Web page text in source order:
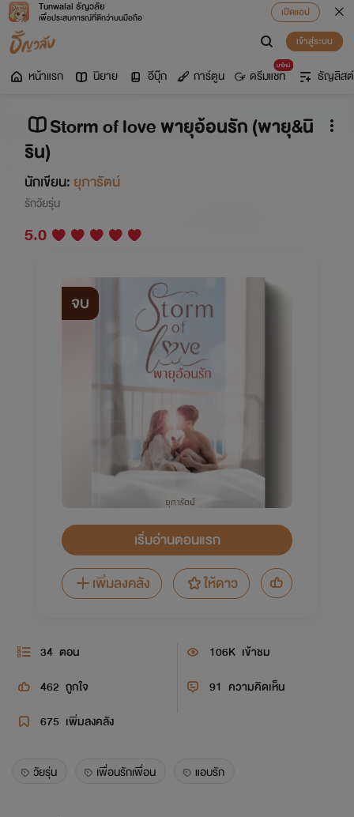
Tunwalai ธัญวลัย
เพื่อประสบการณ์ที่ดีกว่าบนมือถือ
เปิดแอป
เข้าสู่ระบบ
หน้าแรก นิยาย อีบุ๊ก การ์ตูน
มาใหม่
ดรีมแชท ธัญลิสต์
Storm of love พายุอ้อนรัก (พายุ&นิ
ริน)
นักเขียน: ยุภารัตน์
รักวัยรุ่น
5.0
จบ
เริ่มอ่านตอนแรก
เพิ่มลงคลัง
ให้ดาว
34 ตอน 106K เข้าชม
462 ถูกใจ 91 ความคิดเห็น
675 เพิ่มลงคลัง
วัยรุ่น เพื่อนรักเพื่อน แอบรัก